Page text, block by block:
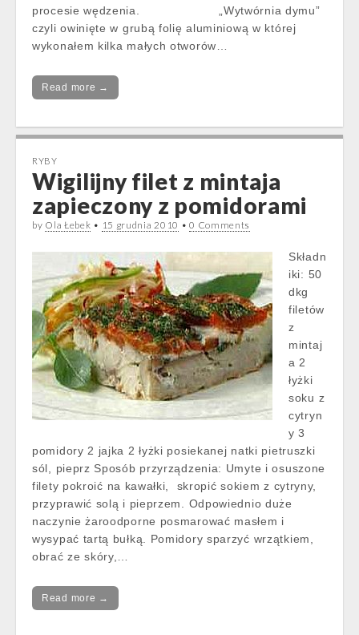
procesie wędzenia. „Wytwórnia dymu”
czyli owinięte w grubą folię aluminiową w której
wykonałem kilka małych otworów…
Read more →
RYBY
Wigilijny filet z mintaja
zapieczony z pomidorami
by Ola Łebek • 15 grudnia 2010 •0 Comments
Składn
iki: 50
dkg
filetów
z
mintaj
a 2
łyżki
soku z
cytryn
y 3
pomidory 2 jajka 2 łyżki posiekanej natki pietruszki
sól, pieprz Sposób przyrządzenia: Umyte i osuszone
filety pokroić na kawałki, skropić sokiem z cytryny,
przyprawić solą i pieprzem. Odpowiednio duże
naczynie żaroodporne posmarować masłem i
wysypać tartą bułką. Pomidory sparzyć wrzątkiem,
obrać ze skóry,…
Read more →